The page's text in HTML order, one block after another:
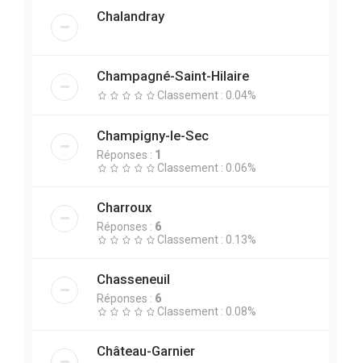
Chalandray
Champagné-Saint-Hilaire
Classement : 0.04%
Champigny-le-Sec
Réponses : 1
Classement : 0.06%
Charroux
Réponses : 6
Classement : 0.13%
Chasseneuil
Réponses : 6
Classement : 0.08%
Château-Garnier